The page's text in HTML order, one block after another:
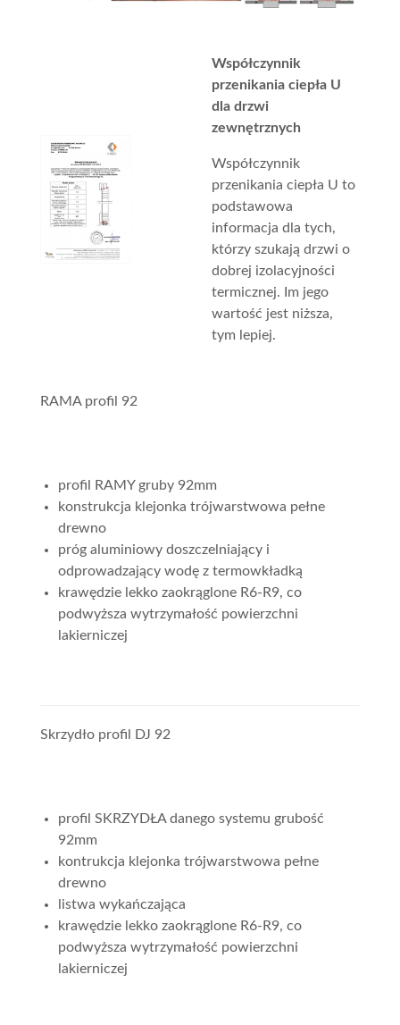
Współczynnik
przenikania ciepła U
dla drzwi
zewnętrznych
Współczynnik
przenikania ciepła U to
podstawowa
informacja dla tych,
którzy szukają drzwi o
dobrej izolacyjności
termicznej. Im jego
wartość jest niższa,
tym lepiej.
RAMA profil 92
profil RAMY gruby 92mm
konstrukcja klejonka trójwarstwowa pełne
drewno
próg aluminiowy doszczelniający i
odprowadzający wodę z termowkładką
krawędzie lekko zaokrąglone R6-R9, co
podwyższa wytrzymałość powierzchni
lakierniczej
Skrzydło profil DJ 92
profil SKRZYDŁA danego systemu grubość
92mm
kontrukcja klejonka trójwarstwowa pełne
drewno
listwa wykańczająca
krawędzie lekko zaokrąglone R6-R9, co
podwyższa wytrzymałość powierzchni
lakierniczej